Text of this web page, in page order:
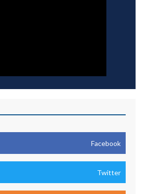
Facebook
Twitter